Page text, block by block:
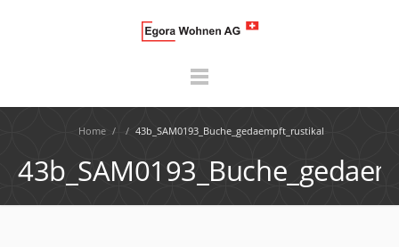
Home / / 43b_SAM0193_Buche_gedaempft_rustikal